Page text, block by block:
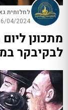
לחלוחית
04/2024
מתכונן
לבקיבקר